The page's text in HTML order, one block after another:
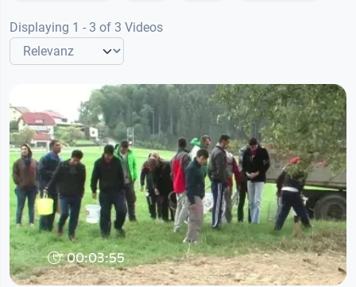
Displaying 1 - 3 of 3 Videos
00:03:55